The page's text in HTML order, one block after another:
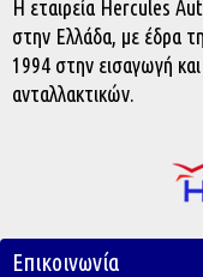
Η εταιρεία Hercules
στην Ελλάδα, με έδρα
1994 στην εισαγωγή
ανταλλακτικών.
Επικοινωνία